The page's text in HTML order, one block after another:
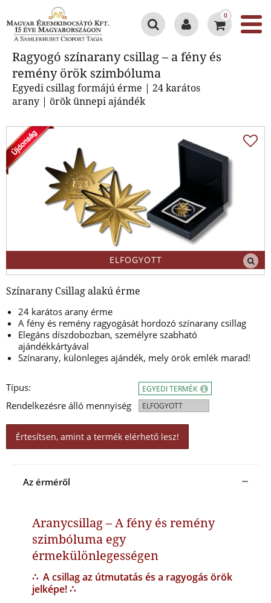
0
Ragyogó színarany csillag – a fény és
remény örök szimbóluma
Egyedi csillag formájú érme | 24 karátos
arany | örök ünnepi ajándék
ELFOGYOTT
Színarany Csillag alakú érme
24 karátos arany érme
A fény és remény ragyogását hordozó színarany csillag
Elegáns díszdobozban, személyre szabható
ajándékkártyával
Színarany, különleges ajándék, mely örök emlék marad!
Típus:
Rendelkezésre álló mennyiség
EGYEDI TERMÉK
ELFOGYOTT
Értesítsen, amint a termék elérhető lesz!
Az érméről
Aranycsillag – A fény és remény
szimbóluma egy
érmekülönlegességen
∴ A csillag az útmutatás és a ragyogás örök
jelképe! ∴
Ragyogó színarany csillag – a fény
és remény örök szimbóluma